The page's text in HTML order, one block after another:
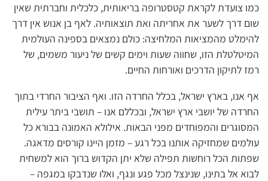
כמו צועדת לקראת קטסטרופה בריאותית, כלכלית וחברתית שאין
שום דרך לשער את אחריתה ואת תוצאותיה. לאף בן אנוש אין דרך
להימלט מהמציאות המלחיצה: כולם נמצאים בספינה העולמית
המיטלטלת הזו, שחווה שעות וימים קשים של ניעור משמים, של
רמז לתיקון הדרכים ואורחות החיים.
אף אנו, בארץ ישראל, בכלל החרדה הזו. ואף הציבור החרדי בתוך
החרדה של יושבי ארץ ישראל, ובכללם אנו – תושבי ביתר עילית
המסוגרים והמפוחדים מפני הבאות. אילולא האמונה בבורא כל
עולמים שמחזיקה אותנו בכל רגע – מזמן היינו קורסים מדאגה.
שפתות הכל רוחשות תפילה שלא יתן הקדוש ברוך הוא למשחית
לבוא אל בתינו, שנינצל מכל פגע ונגף, ואלו שנדבקו במגפה –